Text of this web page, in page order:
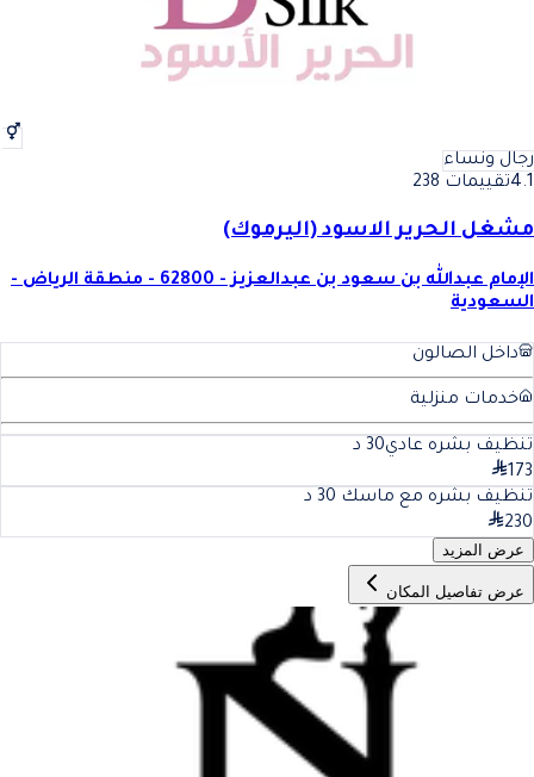
رجال ونساء
4.1تقييمات 238
مشغل الحرير الاسود (اليرموك)
الإمام عبدالله بن سعود بن عبدالعزيز - 62800 - منطقة الرياض -
السعودية
داخل الصالون
خدمات منزلية
تنظيف بشره عادي30 د
173
تنظيف بشره مع ماسك 30 د
230
عرض المزيد
عرض تفاصيل المكان